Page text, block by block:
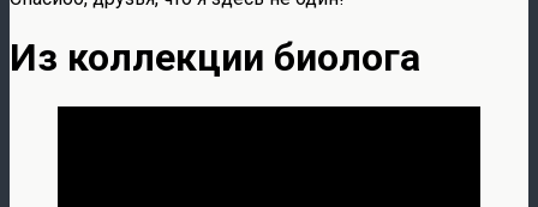
Из коллекции биолога